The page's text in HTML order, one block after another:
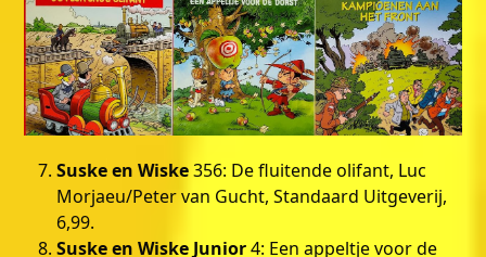
Suske en Wiske356: De fluitende olifant, Luc
Morjaeu/Peter van Gucht, Standaard Uitgeverij,
6,99.
Suske en Wiske Junior4: Een appeltje voor de